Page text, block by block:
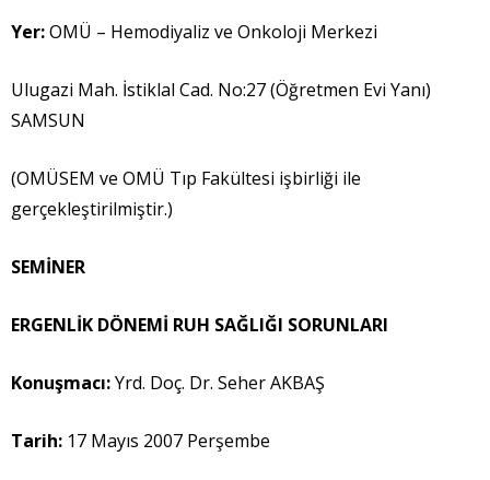
Yer:OMÜ – Hemodiyaliz ve Onkoloji Merkezi
Ulugazi Mah. İstiklal Cad. No:27 (Öğretmen Evi Yanı)
SAMSUN
(OMÜSEM ve OMÜ Tıp Fakültesi işbirliği ile
gerçekleştirilmiştir.)
SEMİNER
ERGENLİK DÖNEMİ RUH SAĞLIĞI SORUNLARI
Konuşmacı:Yrd. Doç. Dr. Seher AKBAŞ
Tarih: 17 Mayıs 2007 Perşembe